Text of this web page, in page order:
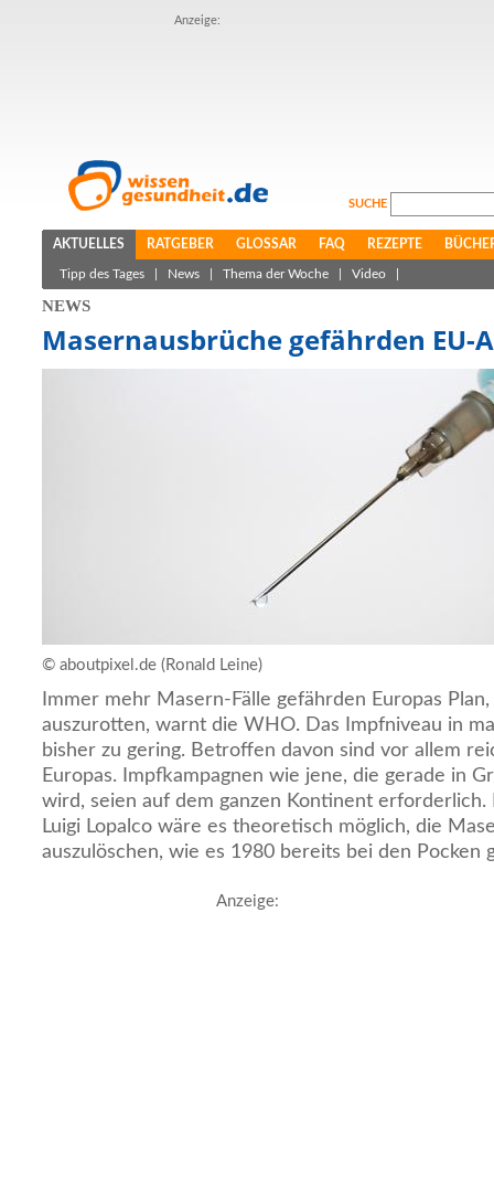
Anzeige:
SUCHE
AKTUELLES RATGEBER GLOSSAR FAQ REZEPTE
Tipp des Tages News Thema der Woche Video
NEWS
Masernausbrüche gefährden EU-
© aboutpixel.de (Ronald Leine)
Immer mehr Masern-Fälle gefährden Europas
auszurotten, warnt die WHO. Das Impfniveau in
bisher zu gering. Betroffen davon sind vor allem
Europas. Impfkampagnen wie jene, die gerade in
wird, seien auf dem ganzen Kontinent erforderlich.
Luigi Lopalco wäre es theoretisch möglich, die
auszulöschen, wie es 1980 bereits bei den Pocken
Anzeige: